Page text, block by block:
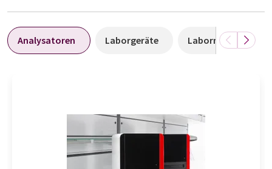
Analysatoren Laborgeräte Labormessgeräte